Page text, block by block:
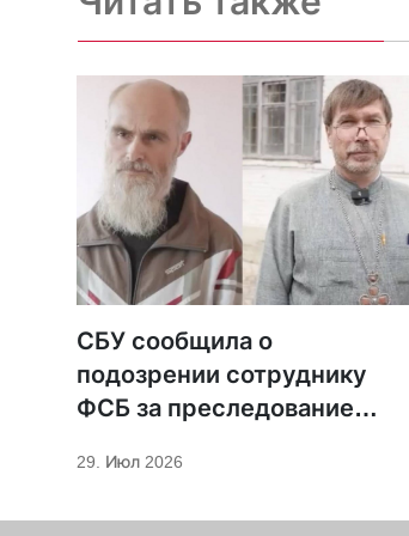
СБУ сообщила о
подозрении сотруднику
ФСБ за преследование
29. Июл 2026